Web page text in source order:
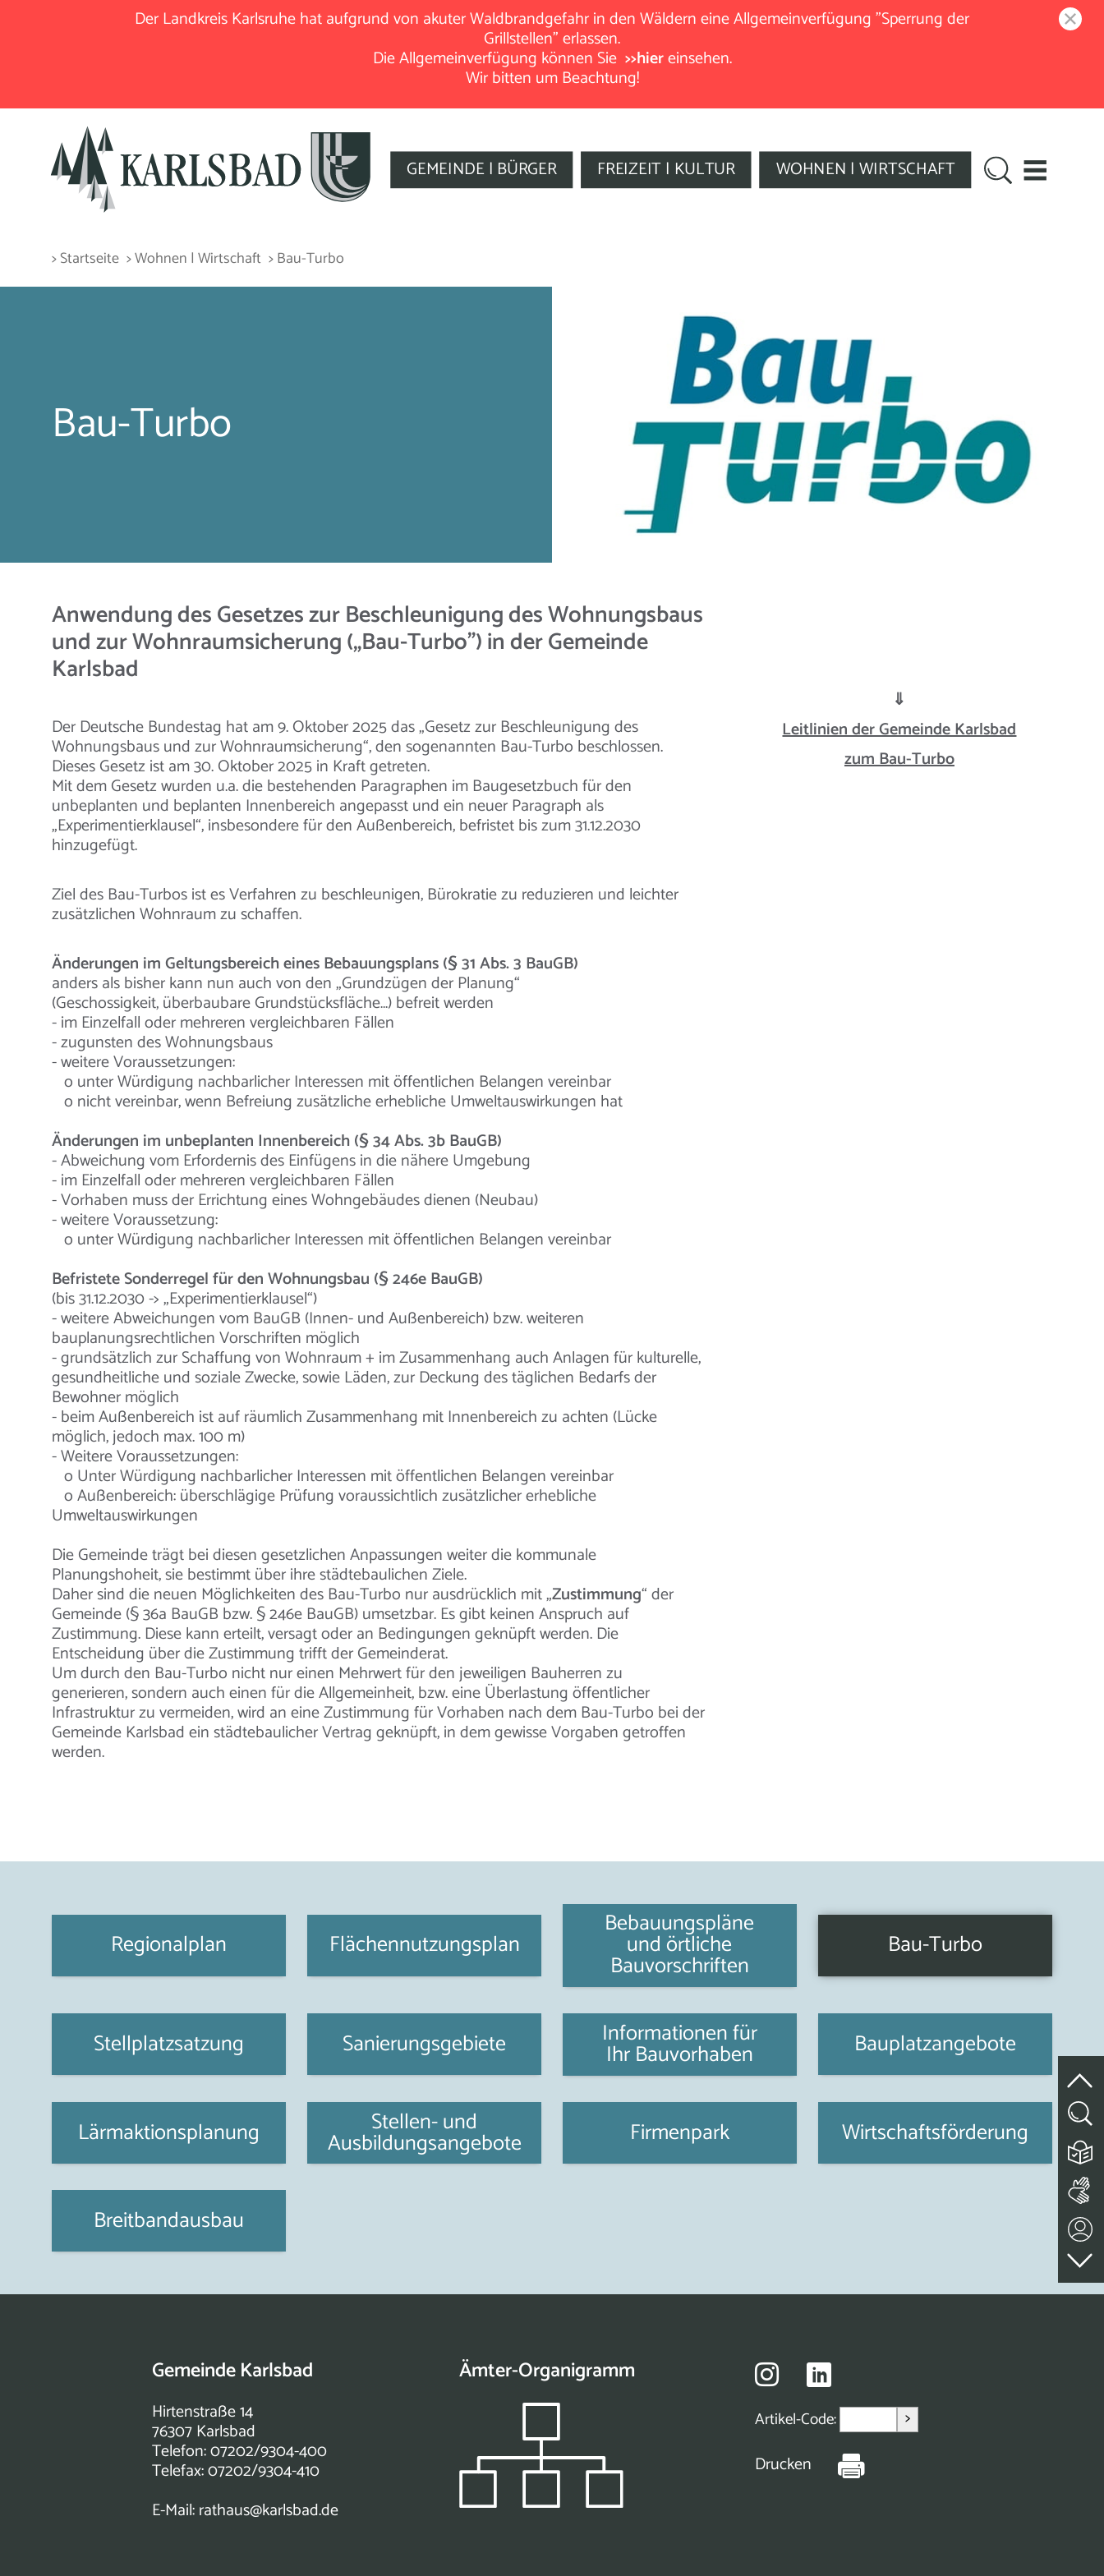
Der Landkreis Karlsruhe hat aufgrund von akuter Waldbrandgefahr in den Wäldern eine Allgemeinverfügung "Sperrung der
Grillstellen" erlassen.
Die Allgemeinverfügung können Sie >>hiereinsehen.
Wir bitten um Beachtung!
GEMEINDE | BÜRGER FREIZEIT | KULTUR WOHNEN | WIRTSCHAFT
> Startseite > Wohnen | Wirtschaft > Bau-Turbo
Bau-Turbo
Anwendung des Gesetzes zur Beschleunigung des Wohnungsbaus
und zur Wohnraumsicherung („Bau-Turbo") in der Gemeinde
Karlsbad
Der Deutsche Bundestag hat am 9. Oktober 2025 das „Gesetz zur Beschleunigung des
Wohnungsbaus und zur Wohnraumsicherung“, den sogenannten Bau-Turbo beschlossen.
Dieses Gesetz ist am 30. Oktober 2025 in Kraft getreten.
Mit dem Gesetz wurden u.a. die bestehenden Paragraphen im Baugesetzbuch für den
unbeplanten und beplanten Innenbereich angepasst und ein neuer Paragraph als
„Experimentierklausel“, insbesondere für den Außenbereich, befristet bis zum 31.12.2030
hinzugefügt.
Ziel des Bau-Turbos ist es Verfahren zu beschleunigen, Bürokratie zu reduzieren und leichter
zusätzlichen Wohnraum zu schaffen.
Änderungen im Geltungsbereich eines Bebauungsplans (§ 31 Abs. 3 BauGB)
anders als bisher kann nun auch von den „Grundzügen der Planung“
(Geschossigkeit, überbaubare Grundstücksfläche…) befreit werden
- im Einzelfall oder mehreren vergleichbaren Fällen
- zugunsten des Wohnungsbaus
- weitere Voraussetzungen:
o unter Würdigung nachbarlicher Interessen mit öffentlichen Belangen vereinbar
o nicht vereinbar, wenn Befreiung zusätzliche erhebliche Umweltauswirkungen hat
Änderungen im unbeplanten Innenbereich (§ 34 Abs. 3b BauGB)
- Abweichung vom Erfordernis des Einfügens in die nähere Umgebung
- im Einzelfall oder mehreren vergleichbaren Fällen
- Vorhaben muss der Errichtung eines Wohngebäudes dienen (Neubau)
- weitere Voraussetzung:
o unter Würdigung nachbarlicher Interessen mit öffentlichen Belangen vereinbar
Befristete Sonderregel für den Wohnungsbau (§ 246e BauGB)
(bis 31.12.2030 -> „Experimentierklausel“)
- weitere Abweichungen vom BauGB (Innen- und Außenbereich) bzw. weiteren
bauplanungsrechtlichen Vorschriften möglich
- grundsätzlich zur Schaffung von Wohnraum + im Zusammenhang auch Anlagen für kulturelle,
gesundheitliche und soziale Zwecke, sowie Läden, zur Deckung des täglichen Bedarfs der
Bewohner möglich
- beim Außenbereich ist auf räumlich Zusammenhang mit Innenbereich zu achten (Lücke
möglich, jedoch max. 100 m)
- Weitere Voraussetzungen:
o Unter Würdigung nachbarlicher Interessen mit öffentlichen Belangen vereinbar
o Außenbereich: überschlägige Prüfung voraussichtlich zusätzlicher erhebliche
Umweltauswirkungen
Die Gemeinde trägt bei diesen gesetzlichen Anpassungen weiter die kommunale
Planungshoheit, sie bestimmt über ihre städtebaulichen Ziele.
Daher sind die neuen Möglichkeiten des Bau-Turbo nur ausdrücklich mit „Zustimmung“ der
Gemeinde (§ 36a BauGB bzw. § 246e BauGB) umsetzbar. Es gibt keinen Anspruch auf
Zustimmung. Diese kann erteilt, versagt oder an Bedingungen geknüpft werden. Die
Entscheidung über die Zustimmung trifft der Gemeinderat.
Um durch den Bau-Turbo nicht nur einen Mehrwert für den jeweiligen Bauherren zu
generieren, sondern auch einen für die Allgemeinheit, bzw. eine Überlastung öffentlicher
Infrastruktur zu vermeiden, wird an eine Zustimmung für Vorhaben nach dem Bau-Turbo bei der
Gemeinde Karlsbad ein städtebaulicher Vertrag geknüpft, in dem gewisse Vorgaben getroffen
werden.
⇓
Leitlinien der Gemeinde Karlsbad
zum Bau-Turbo
Regionalplan Flächennutzungsplan
Bebauungspläne
und örtliche
Bauvorschriften
Bau-Turbo
Stellplatzsatzung Sanierungsgebiete Informationen für
Ihr Bauvorhaben Bauplatzangebote
Lärmaktionsplanung Stellen- und
Ausbildungsangebote Firmenpark Wirtschaftsförderung
Breitbandausbau
Gemeinde Karlsbad
Hirtenstraße 14
76307 Karlsbad
Telefon: 07202/9304-400
Telefax: 07202/9304-410
E-Mail:rathaus@karlsbad.de
Ämter-Organigramm
Artikel-Code: >
Drucken